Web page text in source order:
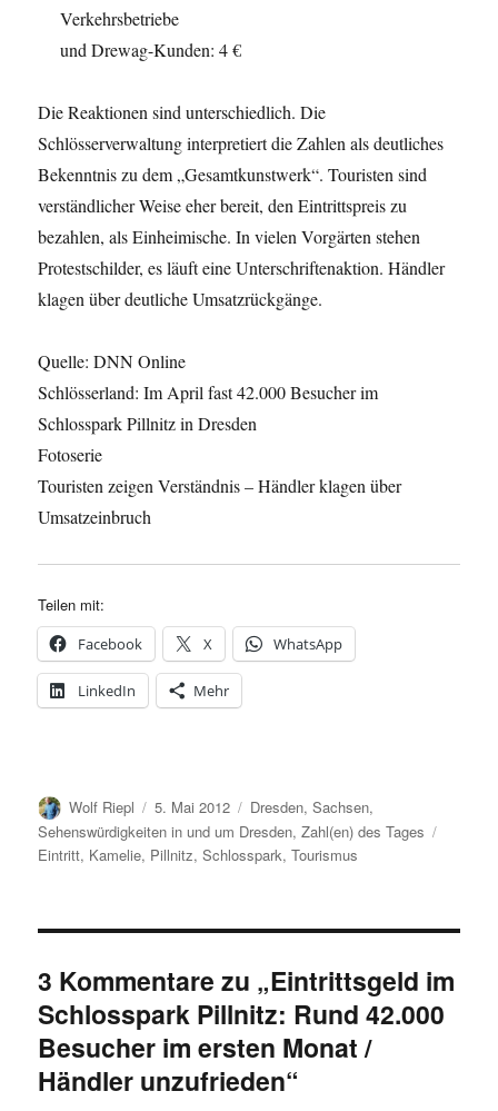
Verkehrsbetriebe
und Drewag-Kunden: 4 €
Die Reaktionen sind unterschiedlich. Die
Schlösserverwaltung interpretiert die Zahlen als deutliches
Bekenntnis zu dem „Gesamtkunstwerk“. Touristen sind
verständlicher Weise eher bereit, den Eintrittspreis zu
bezahlen, als Einheimische. In vielen Vorgärten stehen
Protestschilder, es läuft eine Unterschriftenaktion. Händler
klagen über deutliche Umsatzrückgänge.
Quelle: DNN Online
Schlösserland: Im April fast 42.000 Besucher im
Schlosspark Pillnitz in Dresden
Fotoserie
Touristen zeigen Verständnis – Händler klagen über
Umsatzeinbruch
Teilen mit:
Facebook X WhatsApp
LinkedIn Mehr
Autor
Wolf Riepl
Veröffentlicht
am
5. Mai 2012 Kategorien
Dresden,Sachsen,
Sehenswürdigkeiten in und um Dresden,Zahl(en) des Tages
Eintritt, Kamelie, Pillnitz,Schlosspark,Tourismus
3 Kommentare zu „Eintrittsgeld im
Schlosspark Pillnitz: Rund 42.000
Besucher im ersten Monat /
Händler unzufrieden“